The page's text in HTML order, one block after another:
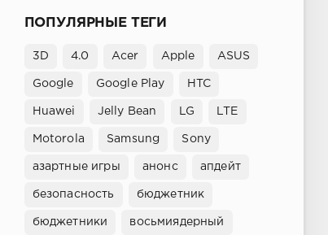
ПОПУЛЯРНЫЕ ТЕГИ
3D 4.0 Acer Apple ASUS
Google Google Play HTC
Huawei Jelly Bean LG LTE
Motorola Samsung Sony
азартные игры анонс апдейт
безопасность бюджетник
бюджетники восьмиядерный